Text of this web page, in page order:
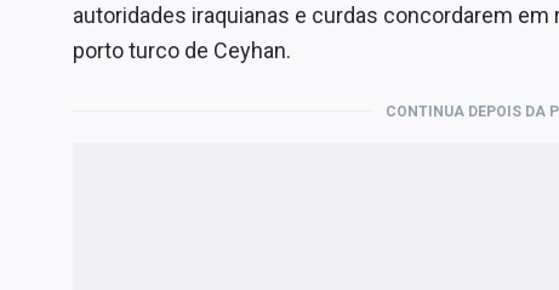
autoridades iraquianas e curdas concordarem
porto turco de Ceyhan.
CONTINUA DEPOIS DA